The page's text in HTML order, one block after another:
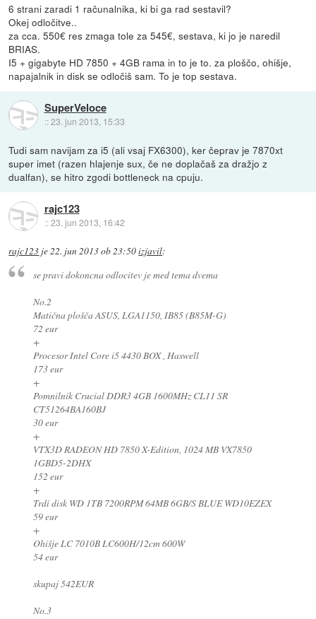
6 strani zaradi 1 računalnika, ki bi ga rad sestavil?
Okej odločitve..
za cca. 550€ res zmaga tole za 545€, sestava, ki jo je naredil
BRIAS.
I5 + gigabyte HD 7850 + 4GB rama in to je to. za ploščo, ohišje,
napajalnik in disk se odločiš sam. To je top sestava.
SuperVeloce
::23. jun 2013, 15:33
Tudi sam navijam za i5 (ali vsaj FX6300), ker čeprav je 7870xt
super imet (razen hlajenje sux, če ne doplačaš za dražjo z
dualfan), se hitro zgodi bottleneck na cpuju.
rajc123
::23. jun 2013, 16:42
rajc123 je22. jun 2013 ob 23:50izjavil:
se pravi dokoncna odlocitev je med tema dvema
No.2
Matična plošča ASUS, LGA1150, IB85 (B85M-G)
72 eur
+
Procesor Intel Core i5 4430 BOX , Haswell
173 eur
+
Pomnilnik Crucial DDR3 4GB 1600MHz CL11 SR
CT51264BA160BJ
30 eur
+
VTX3D RADEON HD 7850 X-Edition, 1024 MB VX7850
1GBD5-2DHX
152 eur
+
Trdi disk WD 1TB 7200RPM 64MB 6GB/S BLUE WD10EZEX
59 eur
+
Ohišje LC 7010B LC600H/12cm 600W
54 eur
skupaj 542EUR
No.3